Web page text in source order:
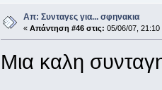
Απ: Συνταγες για... σφηνακια
« Απάντηση #46 στις: 05/06/07, 21:10
Μια καλη